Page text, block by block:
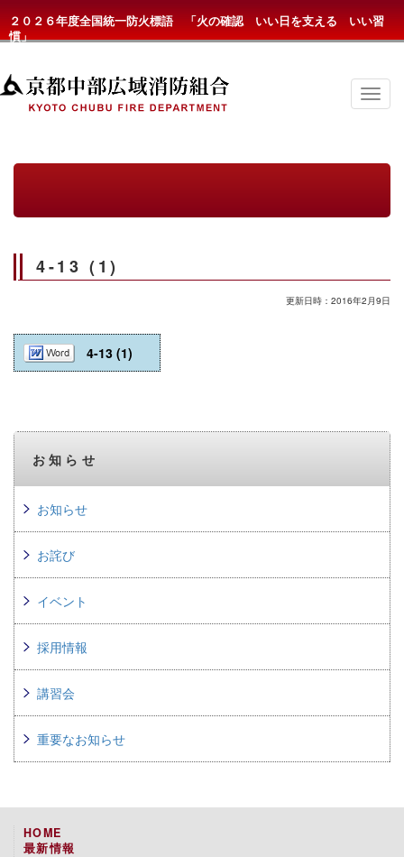
２０２６年度全国統一防火標語 「火の確認 いい日を支える いい習
慣」
京
都
組
ニ
ュ
ー
4-13 (1)
更新日時：2016年2月9日
4-13 (1)
お知らせ
お知らせ
お詫び
イベント
採用情報
講習会
重要なお知らせ
HOME
最新情報